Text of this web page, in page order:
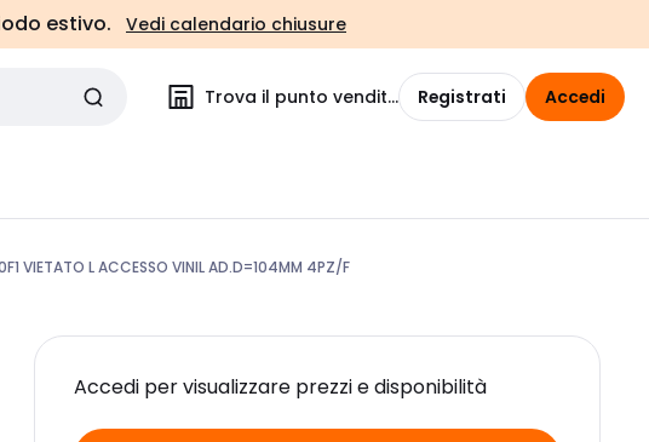
estivo. Vedi calendario chiusure
Trova il punto vendita Registrati Accedi
VIETATO L ACCESSO VINIL AD.D=104MM 4PZ/F
Accedi per visualizzare prezzi e disponibilità